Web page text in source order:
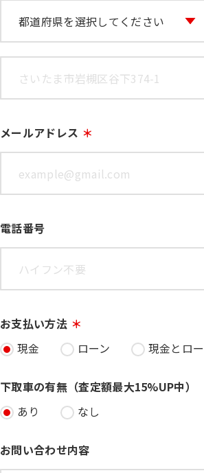
メールアドレス
電話番号
お支払い方法
現金
ローン 現金とロ
下取車の有無（査定額最大15%UP中）
あり
なし
お問い合わせ内容